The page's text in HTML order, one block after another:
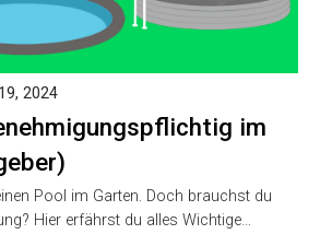
im
2024
Pool im Garten. Doch brauchst du
Hier erfährst du alles Wichtige…